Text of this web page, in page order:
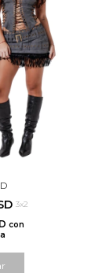
3x2
con